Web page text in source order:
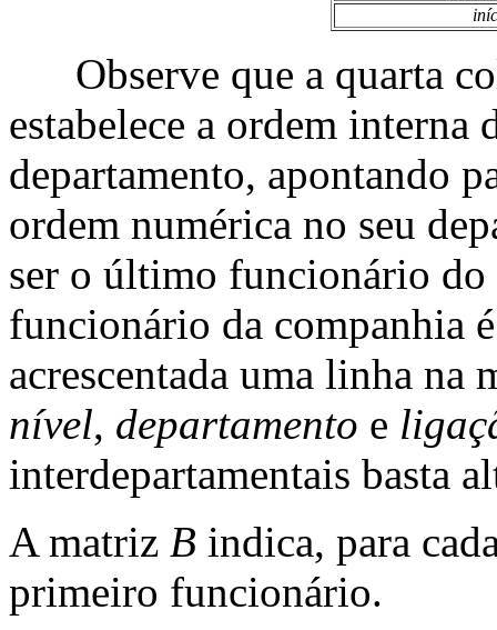
Observe que a quarta
estabelece a ordem interna
departamento, apontando
ordem numérica no seu
ser o último funcionário do
funcionário da companhia
acrescentada uma linha na
nível, departamento e
interdepartamentais basta
A matriz B indica, para
primeiro funcionário.